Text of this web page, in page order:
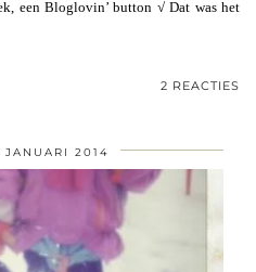
een Bloglovin’ button √ Dat was het
2 REACTIES
JANUARI 2014